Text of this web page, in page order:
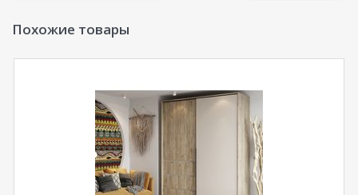
Похожие товары